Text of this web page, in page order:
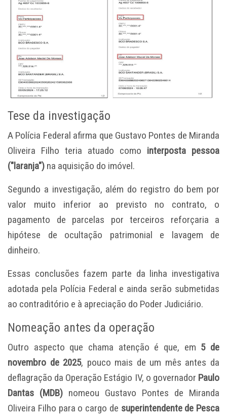
Tese da investigação
A Polícia Federal afirma que Gustavo Pontes de Miranda
Oliveira Filho teria atuado como interposta pessoa
("laranja") na aquisição do imóvel.
Segundo a investigação, além do registro do bem por
valor muito inferior ao previsto no contrato, o
pagamento de parcelas por terceiros reforçaria a
hipótese de ocultação patrimonial e lavagem de
dinheiro.
Essas conclusões fazem parte da linha investigativa
adotada pela Polícia Federal e ainda serão submetidas
ao contraditório e à apreciação do Poder Judiciário.
Nomeação antes da operação
Outro aspecto que chama atenção é que, em 5 de
novembro de 2025, pouco mais de um mês antes da
deflagração da Operação Estágio IV, o governador Paulo
Dantas (MDB) nomeou Gustavo Pontes de Miranda
Oliveira Filho para o cargo de superintendente de Pesca